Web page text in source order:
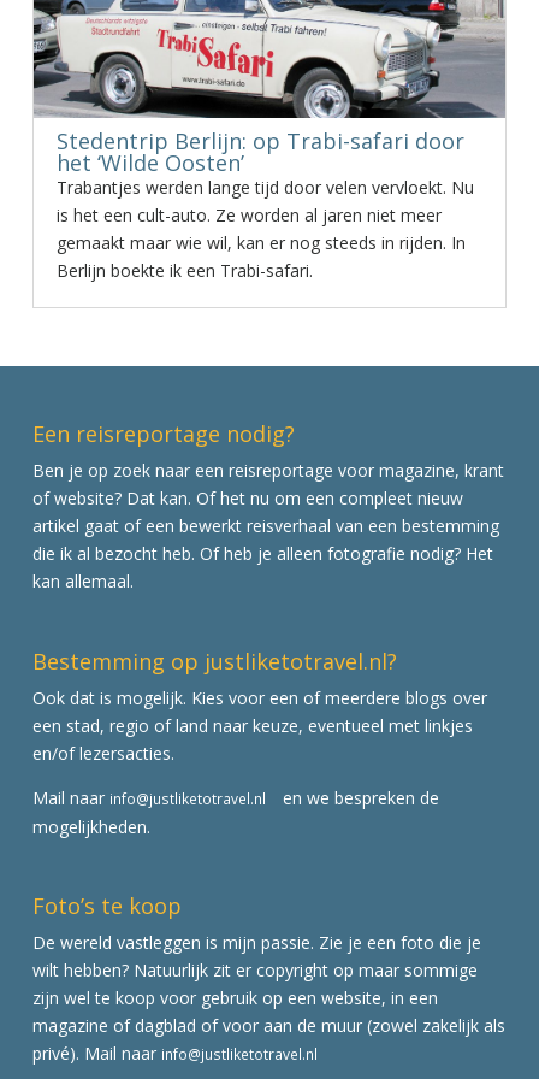
Stedentrip Berlijn: op Trabi-safari door
het ‘Wilde Oosten’
Trabantjes werden lange tijd door velen vervloekt. Nu
is het een cult-auto. Ze worden al jaren niet meer
gemaakt maar wie wil, kan er nog steeds in rijden. In
Berlijn boekte ik een Trabi-safari.
Een reisreportage nodig?
Ben je op zoek naar een reisreportage voor magazine, krant
of website? Dat kan. Of het nu om een compleet nieuw
artikel gaat of een bewerkt reisverhaal van een bestemming
die ik al bezocht heb. Of heb je alleen fotografie nodig? Het
kan allemaal.
Bestemming op justliketotravel.nl?
Ook dat is mogelijk. Kies voor een of meerdere blogs over
een stad, regio of land naar keuze, eventueel met linkjes
en/of lezersacties.
Mail naar info@justliketotravel.nl
en we bespreken de
mogelijkheden.
Foto’s te koop
De wereld vastleggen is mijn passie. Zie je een foto die je
wilt hebben? Natuurlijk zit er copyright op maar sommige
zijn wel te koop voor gebruik op een website, in een
magazine of dagblad of voor aan de muur (zowel zakelijk als
privé). Mail naar info@justliketotravel.nl